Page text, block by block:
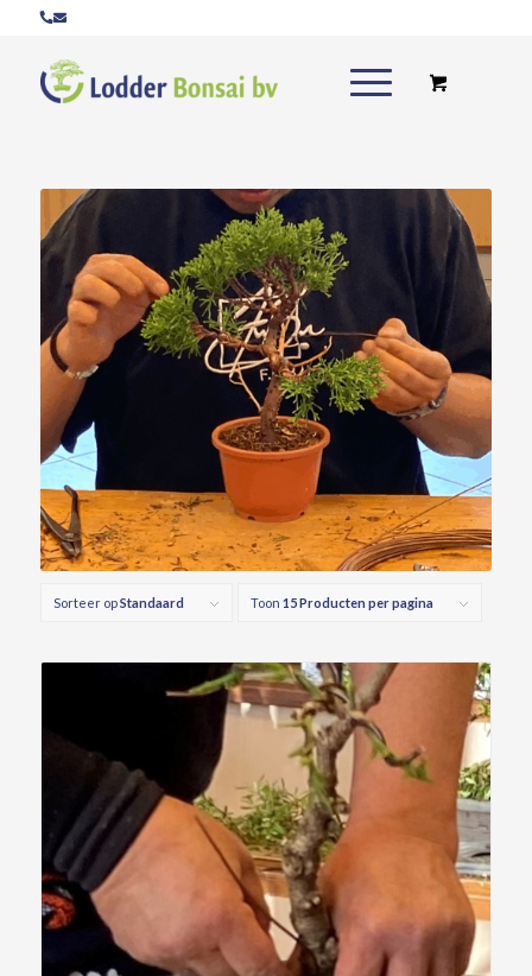
Sorteer opStandaard Toon 15 Producten per pagina